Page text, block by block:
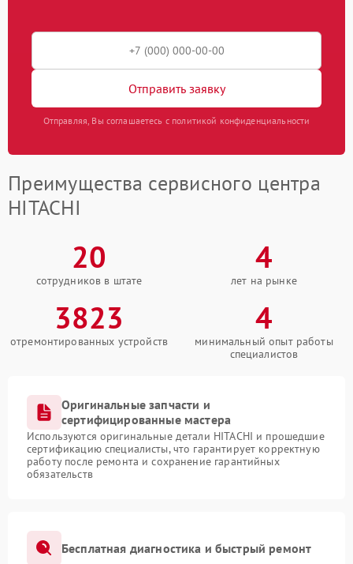
Отправить заявку
Отправляя, Вы соглашаетесь с политикой конфиденциальности
Преимущества сервисного центра
HITACHI
20
сотрудников в штате
4
лет на рынке
3823
отремонтированных устройств
4
минимальный опыт работы
специалистов
Оригинальные запчасти и
сертифицированные мастера
Используются оригинальные детали HITACHI и прошедшие
сертификацию специалисты, что гарантирует корректную
работу после ремонта и сохранение гарантийных
обязательств
Бесплатная диагностика и быстрый ремонт